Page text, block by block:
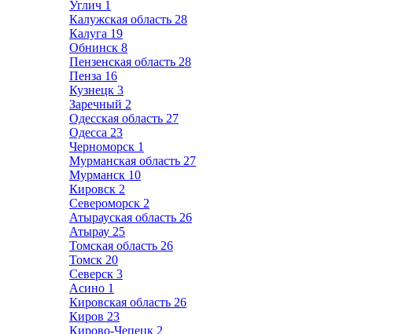
Углич 1
Калужская область 28
Калуга 19
Обнинск 8
Пензенская область 28
Пенза 16
Кузнецк 3
Заречный 2
Одесская область 27
Одесса 23
Черноморск 1
Мурманская область 27
Мурманск 10
Кировск 2
Североморск 2
Атырауская область 26
Атырау 25
Томская область 26
Томск 20
Северск 3
Асино 1
Кировская область 26
Киров 23
Кирово-Чепецк 2